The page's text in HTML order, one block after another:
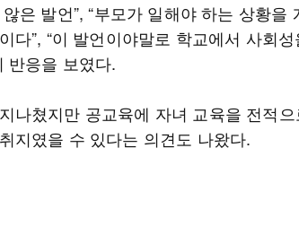
은 발언”, “부모가 일해야 하는 상황을
다”, “이 발언이야말로 학교에서 사회
반응을 보였다.
나쳤지만 공교육에 자녀 교육을 전적
지였을 수 있다는 의견도 나왔다.